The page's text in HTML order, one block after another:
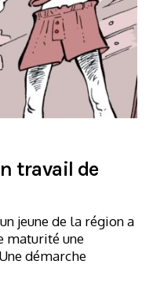
travail de
jeune de la région a
maturité une
démarche